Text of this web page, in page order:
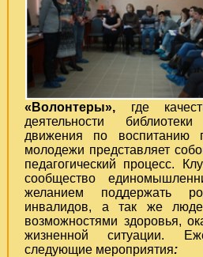
«Волонтеры», где
деятельности
движения по воспитанию
молодежи представляет
педагогический процесс.
сообщество
желанием поддержать
инвалидов, а так же
возможностями здоровья,
жизненной ситуации.
следующие мероприятия: